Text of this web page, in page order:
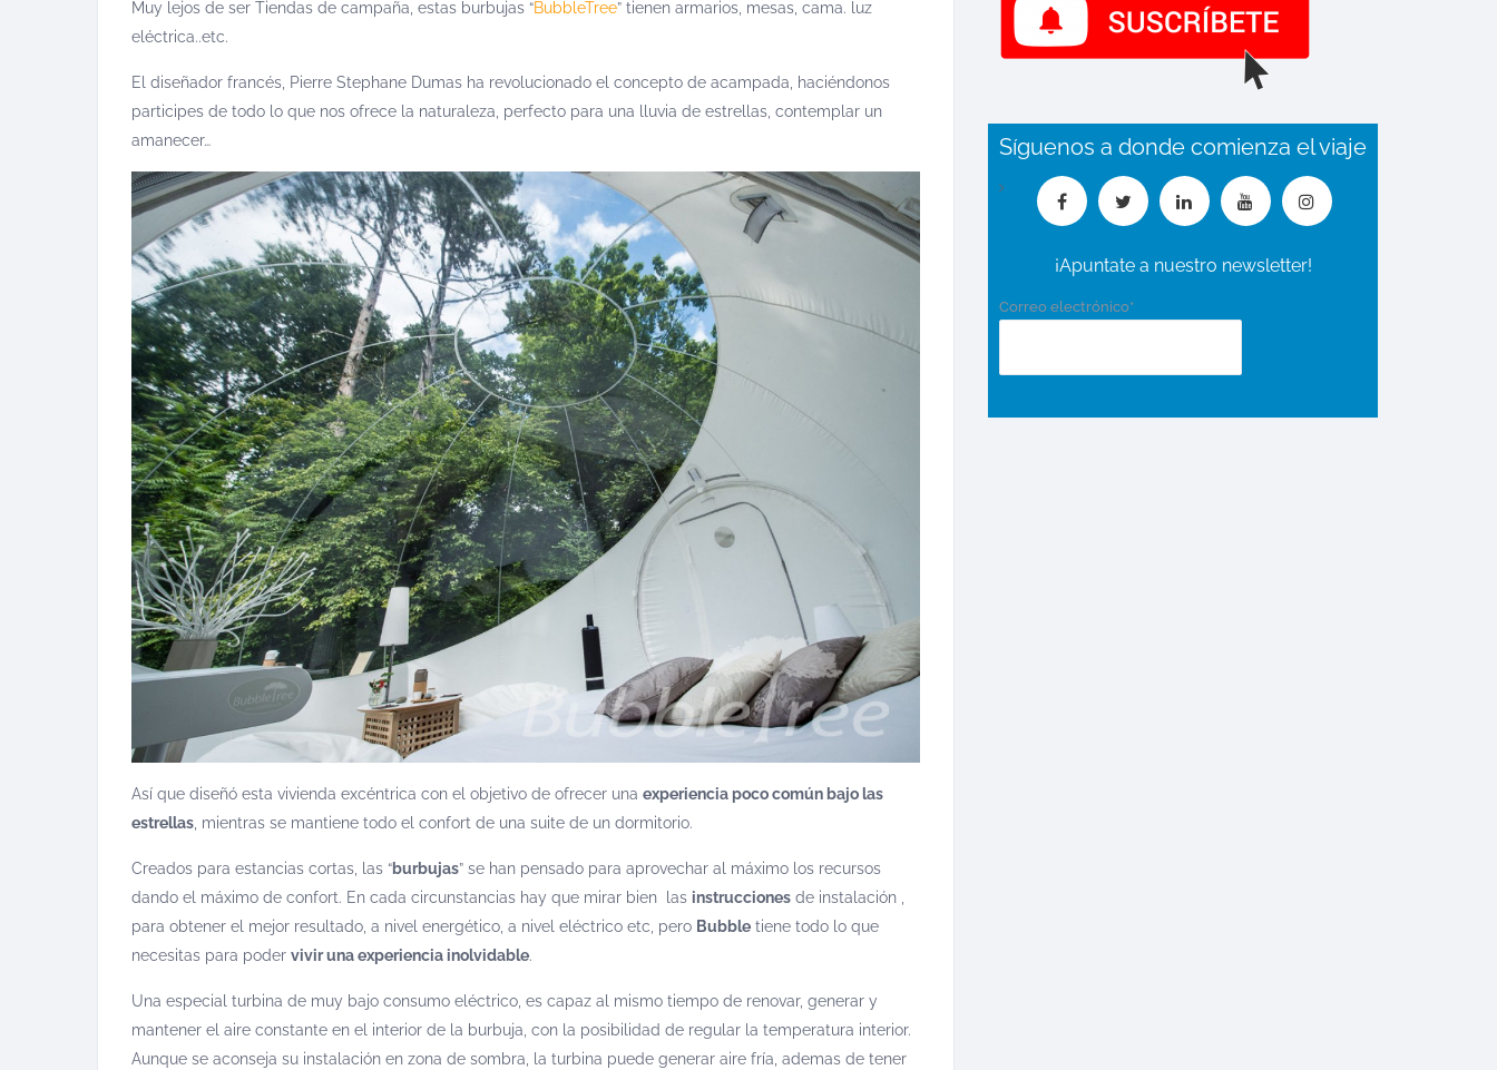
Muy lejos de ser Tiendas de campaña, estas burbujas “BubbleTree” tienen armarios, mesas, cama. luz
eléctrica..etc.
El diseñador francés, Pierre Stephane Dumas ha revolucionado el concepto de acampada, haciéndonos
participes de todo lo que nos ofrece la naturaleza, perfecto para una lluvia de estrellas, contemplar un
amanecer…
Así que diseñó esta vivienda excéntrica con el objetivo de ofrecer una experiencia poco común bajo las
estrellas, mientras se mantiene todo el confort de una suite de un dormitorio.
Creados para estancias cortas, las “burbujas” se han pensado para aprovechar al máximo los recursos
dando el máximo de confort. En cada circunstancias hay que mirar bien las instrucciones de instalación ,
para obtener el mejor resultado, a nivel energético, a nivel eléctrico etc, pero Bubble tiene todo lo que
necesitas para poder vivir una experiencia inolvidable.
Una especial turbina de muy bajo consumo eléctrico, es capaz al mismo tiempo de renovar, generar y
mantener el aire constante en el interior de la burbuja, con la posibilidad de regular la temperatura interior.
Aunque se aconseja su instalación en zona de sombra, la turbina puede generar aire fría, ademas de tener
Síguenos a donde comienza el viaje
¡Apuntate a nuestro newsletter!
Correo electrónico*